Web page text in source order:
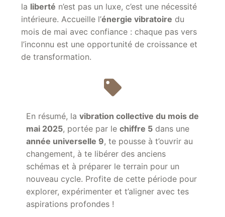
la liberté n’est pas un luxe, c’est une nécessité
intérieure. Accueille l’énergie vibratoire du
mois de mai avec confiance : chaque pas vers
l’inconnu est une opportunité de croissance et
de transformation.
En résumé, la vibration collective du mois de
mai 2025, portée par le chiffre 5 dans une
année universelle 9, te pousse à t’ouvrir au
changement, à te libérer des anciens
schémas et à préparer le terrain pour un
nouveau cycle. Profite de cette période pour
explorer, expérimenter et t’aligner avec tes
aspirations profondes !